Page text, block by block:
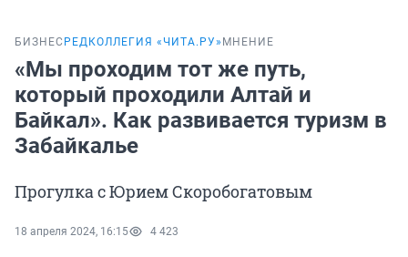
БИЗНЕС РЕДКОЛЛЕГИЯ «ЧИТА.РУ» МНЕНИЕ
«Мы проходим тот же путь,
который проходили Алтай и
Байкал». Как развивается туризм в
Забайкалье
Прогулка с Юрием Скоробогатовым
18 апреля 2024, 16:15 4 423